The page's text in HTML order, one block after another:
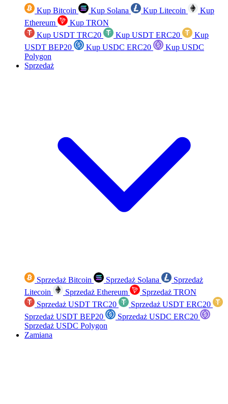
Kup Bitcoin Kup Solana Kup Litecoin
Kup
Ethereum
Kup TRON
Kup USDT TRC20
Kup USDT ERC20
Kup
USDT BEP20
Kup USDC ERC20
Kup USDC
Polygon
Sprzedaż
Sprzedaż Bitcoin Sprzedaż Solana
Sprzedaż
Litecoin
Sprzedaż Ethereum
Sprzedaż TRON
Sprzedaż USDT TRC20
Sprzedaż USDT ERC20
Sprzedaż USDT BEP20
Sprzedaż USDC ERC20
Sprzedaż USDC Polygon
Zamiana